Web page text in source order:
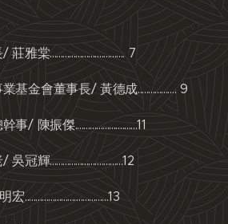
棠................................... 7
基金會董事長/ 黃德成.................. 9
/ 陳振傑.............................11
輝..................................12